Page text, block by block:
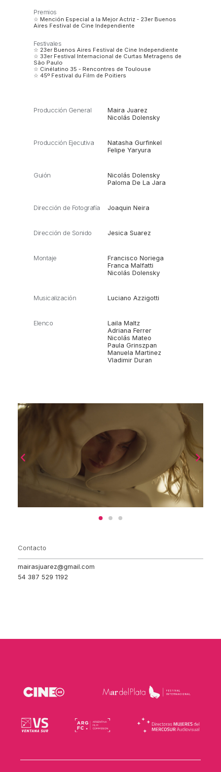
Premios
☆ Mención Especial a la Mejor Actriz - 23er Buenos
Aires Festival de Cine Independiente
Festivales
☆ 23er Buenos Aires Festival de Cine Independiente
☆ 33er Festival Internacional de Curtas Metragens de
São Paulo
☆ Cinélatino 35 - Rencontres de Toulouse
☆ 45º Festival du Film de Poitiers
Producción General
Maira Juarez
Nicolás Dolensky
Producción Ejecutiva
Natasha Gurfinkel
Felipe Yaryura
Guión
Nicolás Dolensky
Paloma De La Jara
Dirección de Fotografía Joaquin Neira
Dirección de Sonido Jesica Suarez
Montaje
Francisco Noriega
Franca Malfatti
Nicolás Dolensky
Musicalización Luciano Azzigotti
Elenco
Laila Maltz
Adriana Ferrer
Nicolás Mateo
Paula Grinszpan
Manuela Martinez
Vladimir Duran
Contacto
mairasjuarez@gmail.com
54 387 529 1192